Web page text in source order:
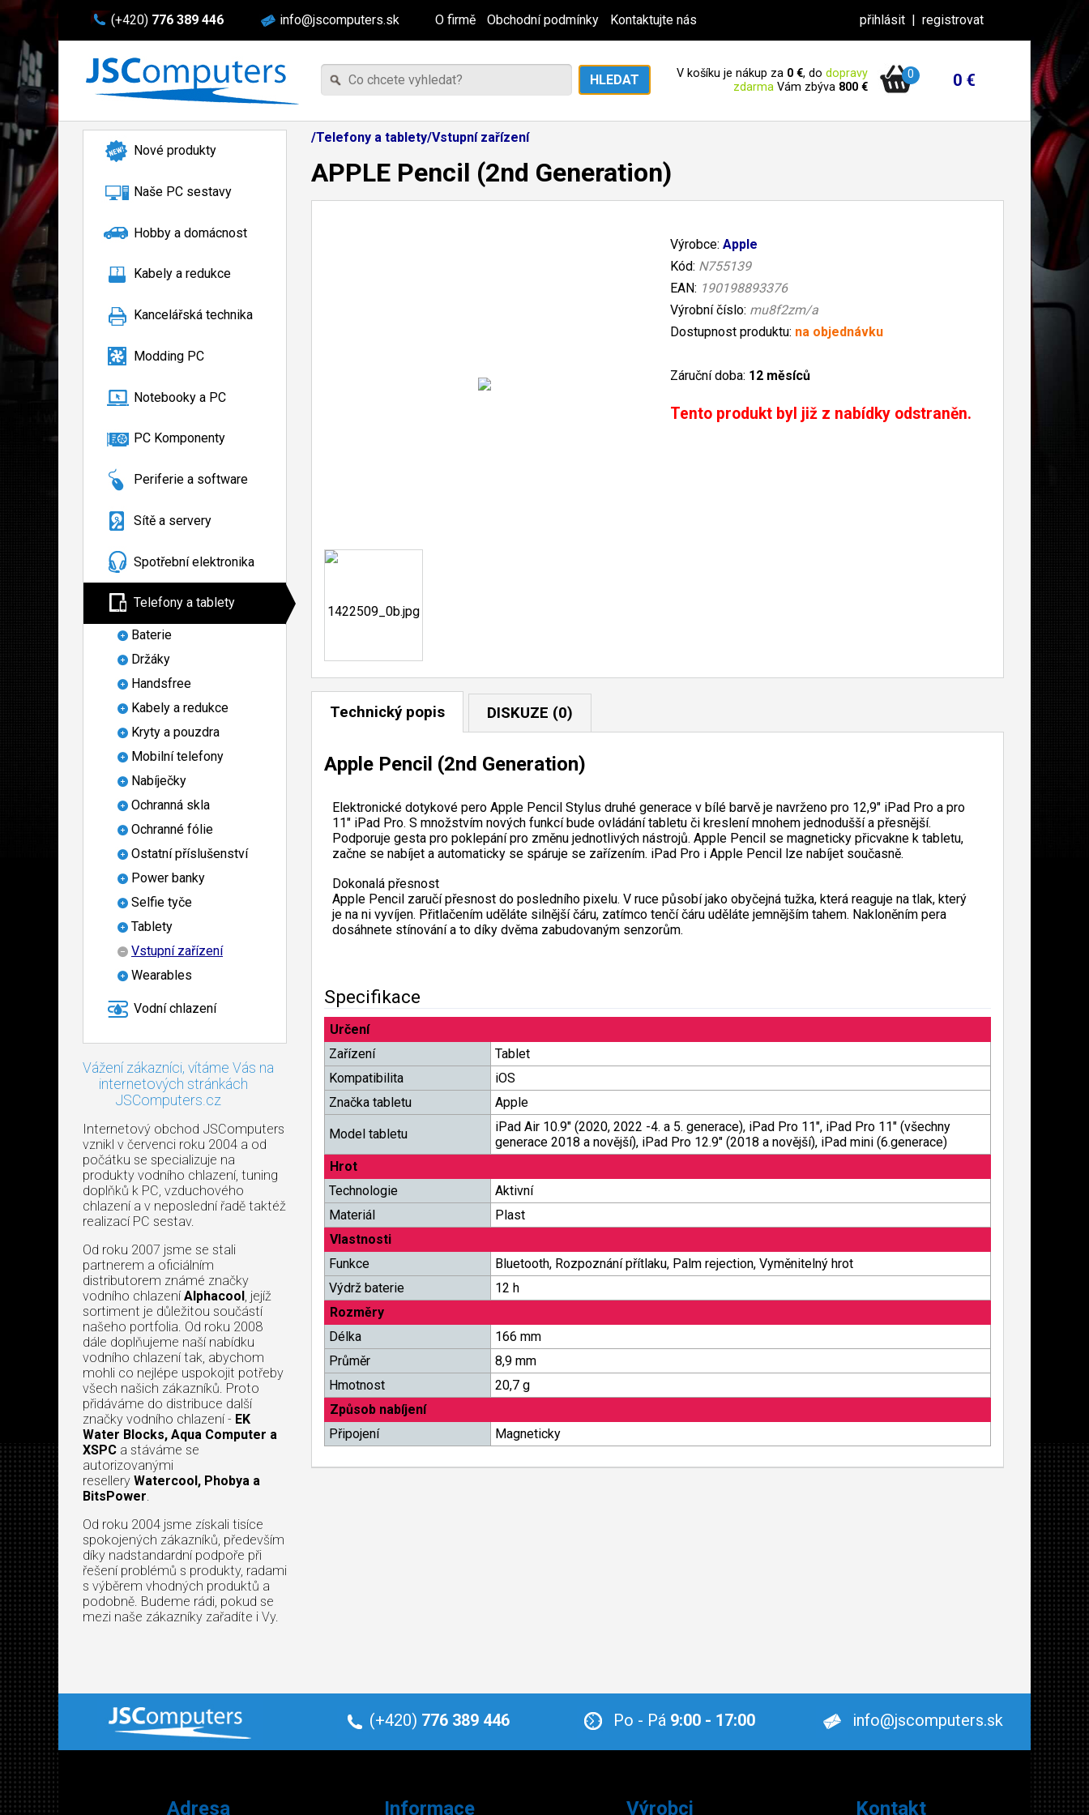
(+420) 776 389 446 info@jscomputers.sk O firmě Obchodní podmínky Kontaktujte nás přihlásit | registrovat
V košíku je nákup za 0 €, do dopravy
zdarma Vám zbýva 800 €
0 0 €
Nové produkty
Naše PC sestavy
Hobby a domácnost
Kabely a redukce
Kancelářská technika
Modding PC
Notebooky a PC
PC Komponenty
Periferie a software
Sítě a servery
Spotřební elektronika
Telefony a tablety
Baterie
Držáky
Handsfree
Kabely a redukce
Kryty a pouzdra
Mobilní telefony
Nabíječky
Ochranná skla
Ochranné fólie
Ostatní příslušenství
Power banky
Selfie tyče
Tablety
Vstupní zařízení
Wearables
Vodní chlazení
Vážení zákazníci, vítáme Vás na
internetových stránkách
JSComputers.cz
Internetový obchod JSComputers
vznikl v červenci roku 2004 a od
počátku se specializuje na
produkty vodního chlazení, tuning
doplňků k PC, vzduchového
chlazení a v neposlední řadě taktéž
realizací PC sestav.
Od roku 2007 jsme se stali
partnerem a oficiálním
distributorem známé značky
vodního chlazení Alphacool, jejíž
sortiment je důležitou součástí
našeho portfolia. Od roku 2008
dále doplňujeme naší nabídku
vodního chlazení tak, abychom
mohli co nejlépe uspokojit potřeby
všech našich zákazníků. Proto
přidáváme do distribuce další
značky vodního chlazení - EK
Water Blocks, Aqua Computer a
XSPC a stáváme se
autorizovanými
resellery Watercool, Phobya a
BitsPower.
Od roku 2004 jsme získali tisíce
spokojených zákazníků, především
díky nadstandardní podpoře při
řešení problémů s produkty, radami
s výběrem vhodných produktů a
podobně. Budeme rádi, pokud se
mezi naše zákazníky zařadíte i Vy.
/Telefony a tablety/Vstupní zařízení
APPLE Pencil (2nd Generation)
Výrobce: Apple
Kód: N755139
EAN: 190198893376
Výrobní číslo: mu8f2zm/a
Dostupnost produktu: na objednávku
Záruční doba: 12 měsíců
Tento produkt byl již z nabídky odstraněn.
Technický popis DISKUZE (0)
Apple Pencil (2nd Generation)
Elektronické dotykové pero Apple Pencil Stylus druhé generace v bílé barvě je navrženo pro 12,9" iPad Pro a pro
11" iPad Pro. S množstvím nových funkcí bude ovládání tabletu či kreslení mnohem jednodušší a přesnější.
Podporuje gesta pro poklepání pro změnu jednotlivých nástrojů. Apple Pencil se magneticky přicvakne k tabletu,
začne se nabíjet a automaticky se spáruje se zařízením. iPad Pro i Apple Pencil lze nabíjet současně.
Dokonalá přesnost
Apple Pencil zaručí přesnost do posledního pixelu. V ruce působí jako obyčejná tužka, která reaguje na tlak, který
je na ni vyvíjen. Přitlačením uděláte silnější čáru, zatímco tenčí čáru uděláte jemnějším tahem. Nakloněním pera
dosáhnete stínování a to díky dvěma zabudovaným senzorům.
Specifikace
Určení
Zařízení
Tablet
Kompatibilita
iOS
Značka tabletu
Apple
Model tabletu
iPad Air 10.9" (2020, 2022 -4. a 5. generace), iPad Pro 11", iPad Pro 11" (všechny
generace 2018 a novější), iPad Pro 12.9" (2018 a novější), iPad mini (6.generace)
Hrot
Technologie
Aktivní
Materiál
Plast
Vlastnosti
Funkce
Bluetooth, Rozpoznání přítlaku, Palm rejection, Vyměnitelný hrot
Výdrž baterie
12 h
Rozměry
Délka
166 mm
Průměr
8,9 mm
Hmotnost
20,7 g
Způsob nabíjení
Připojení
Magneticky
(+420) 776 389 446 Po - Pá 9:00 - 17:00 info@jscomputers.sk
Adresa Informace Výrobci Kontakt